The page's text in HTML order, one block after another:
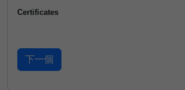
Certificates